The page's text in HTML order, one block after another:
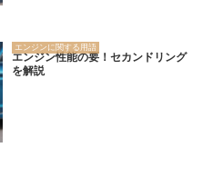
エンジンに関する用語
エンジン性能の要！セカンドリング
を解説